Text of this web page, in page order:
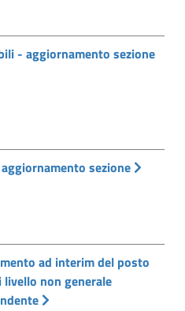
- aggiornamento sezione
sezione
ad interim del posto
non generale